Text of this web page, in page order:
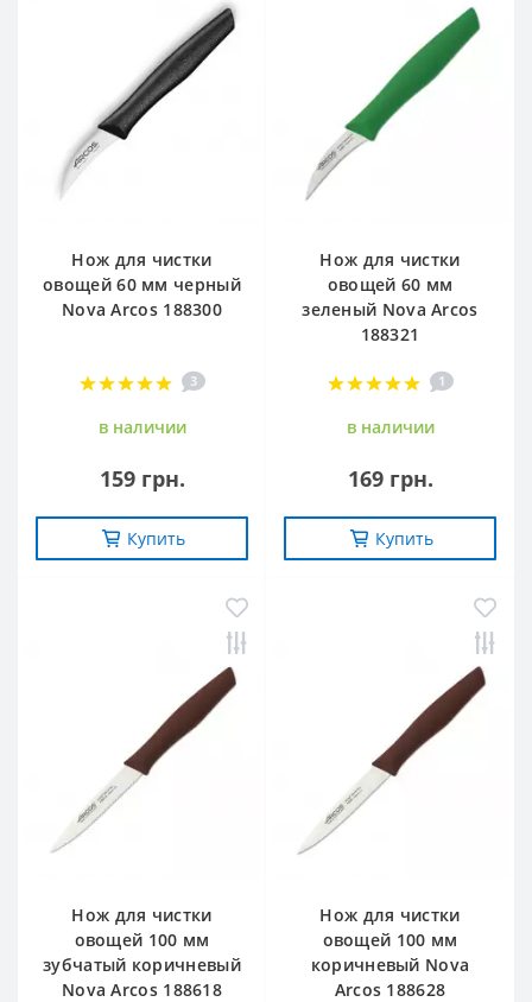
Нож для чистки
овощей 60 мм черный
Nova Arcos 188300
3
в наличии
159 грн.
Купить
Нож для чистки
овощей 60 мм
зеленый Nova Arcos
188321
1
в наличии
169 грн.
Купить
Нож для чистки
овощей 100 мм
зубчатый коричневый
Nova Arcos 188618
Нож для чистки
овощей 100 мм
коричневый Nova
Arcos 188628